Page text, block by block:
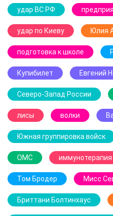
удар ВС РФ
удар по Киеву Юлия
подготовка к школе
Купибилет Евгений
Северо-Запад России
лисы волки
Южная группировка войск
ОМС иммунотерапия
Том Бродер Мисс
Бриттани Болтинхаус